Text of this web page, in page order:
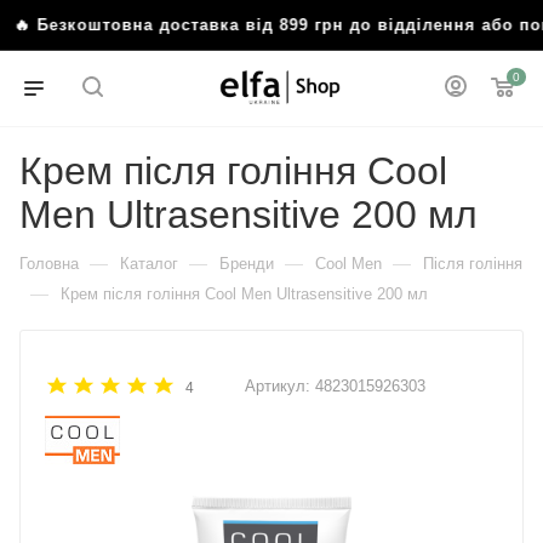
доставка від 899 грн до відділення або
0
Крем після гоління Cool
Men Ultrasensitive 200 мл
Головна — Каталог — Бренди — Cool Men — Після гоління
— Крем після гоління Cool Men Ultrasensitive 200 мл
4 Артикул: 4823015926303